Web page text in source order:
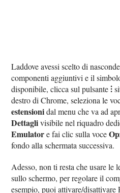
Laddove avessi scelto di
componenti aggiuntivi e il
disponibile, clicca sul pulsante⫶
destro di Chrome, seleziona le
estensionidal menu che va ad
Dettaglivisibile nel riquadro
Emulatore fai clic sulla voce
fondo alla schermata successiva.
Adesso, non ti resta che usare le
sullo schermo, per regolare il
esempio, puoi attivare/